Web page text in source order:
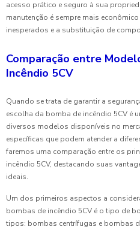
acesso prático e seguro à sua
manutenção é sempre mais
inesperados e a substituição de
Comparação entre
Incêndio 5CV
Quando se trata de garantir a
escolha da bomba de incêndio 5CV é
diversos modelos disponíveis no
específicas que podem atender a
faremos uma comparação entre os
incêndio 5CV, destacando suas
ideais.
Um dos primeiros aspectos a
bombas de incêndio 5CV é o tipo de
tipos: bombas centrífugas e bombas